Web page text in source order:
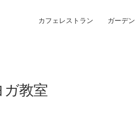
ガーデン
カフェレストラン
ガ教室